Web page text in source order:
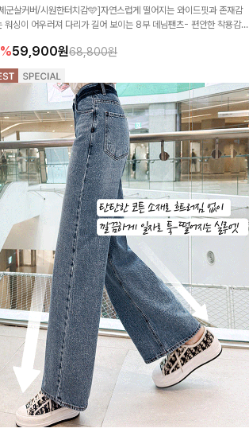
군살커버/시원한터치감🩵]자연스럽게 떨어지는 와이드핏과 존재감
워싱이 어우러져 다리가 길어 보이는 8부 데님팬츠- 편안한 착용감으
59,900원68,800원